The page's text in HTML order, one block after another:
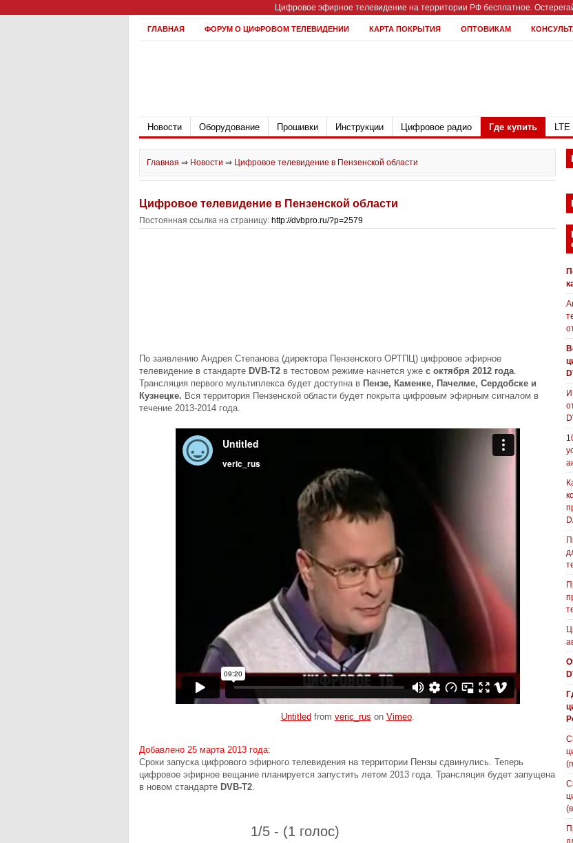
Цифровое эфирное телевидение на территории РФ бесплатное.
ГЛАВНАЯ ФОРУМ О ЦИФРОВОМ ТЕЛЕВИДЕНИИ КАРТА ПОКРЫТИЯ ОПТОВИКАМ
Новости Оборудование Прошивки Инструкции Цифровое радио Где купить
Главная ⇒ Новости ⇒ Цифровое телевидение в Пензенской области
Цифровое телевидение в Пензенской области
Постоянная ссылка на страницу: http://dvbpro.ru/?p=2579
По заявлению Андрея Степанова (директора Пензенского ОРТПЦ) цифровое эфирное
телевидение в стандарте DVB-T2 в тестовом режиме начнется уже с октября 2012 года.
Трансляция первого мультиплекса будет доступна в Пензе, Каменке, Пачелме, Сердобске и
Кузнецке. Вся территория Пензенской области будет покрыта цифровым эфирным сигналом в
течение 2013-2014 года.
Untitled from veric_rus on Vimeo.
Добавлено 25 марта 2013 года:
Сроки запуска цифрового эфирного телевидения на территории Пензы сдвинулись. Теперь
цифровое эфирное вещание планируется запустить летом 2013 года. Трансляция будет запущена
в новом стандарте DVB-T2.
1/5 - (1 голос)